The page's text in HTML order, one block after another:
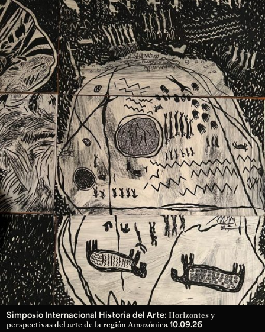
Configuración de cookies
Universidad de los Andes | Vigilada Mineducación.
Reconocimiento como universidad: Decreto 1297 del 30
de mayo de 1964. Reconocimiento de personería jurídica:
Resolución 28 del 23 de febrero de 1949, Minjusticia.
Acreditación institucional de alta calidad, 10 años:
Resolución 000194 del 16 de enero del 2025.
Ext. 2626
Posgrados
Ext. 4925
Educación
Continua
Ext. 4795
Simposio Internacional Historia del Arte: Horizontes y
perspectivas del arte de la región Amazónica 10.09.26